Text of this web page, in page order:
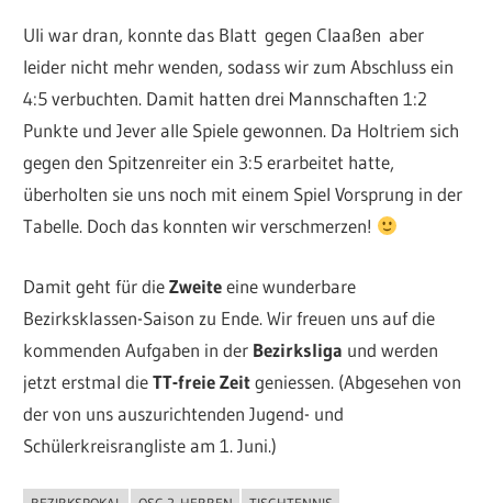
Uli war dran, konnte das Blatt gegen Claaßen aber
leider nicht mehr wenden, sodass wir zum Abschluss ein
4:5 verbuchten. Damit hatten drei Mannschaften 1:2
Punkte und Jever alle Spiele gewonnen. Da Holtriem sich
gegen den Spitzenreiter ein 3:5 erarbeitet hatte,
überholten sie uns noch mit einem Spiel Vorsprung in der
Tabelle. Doch das konnten wir verschmerzen!
Damit geht für dieZweiteeine wunderbare
Bezirksklassen-Saison zu Ende. Wir freuen uns auf die
kommenden Aufgaben in der Bezirksliga und werden
jetzt erstmal dieTT-freie Zeitgeniessen. (Abgesehen von
der von uns auszurichtenden Jugend- und
Schülerkreisrangliste am 1. Juni.)